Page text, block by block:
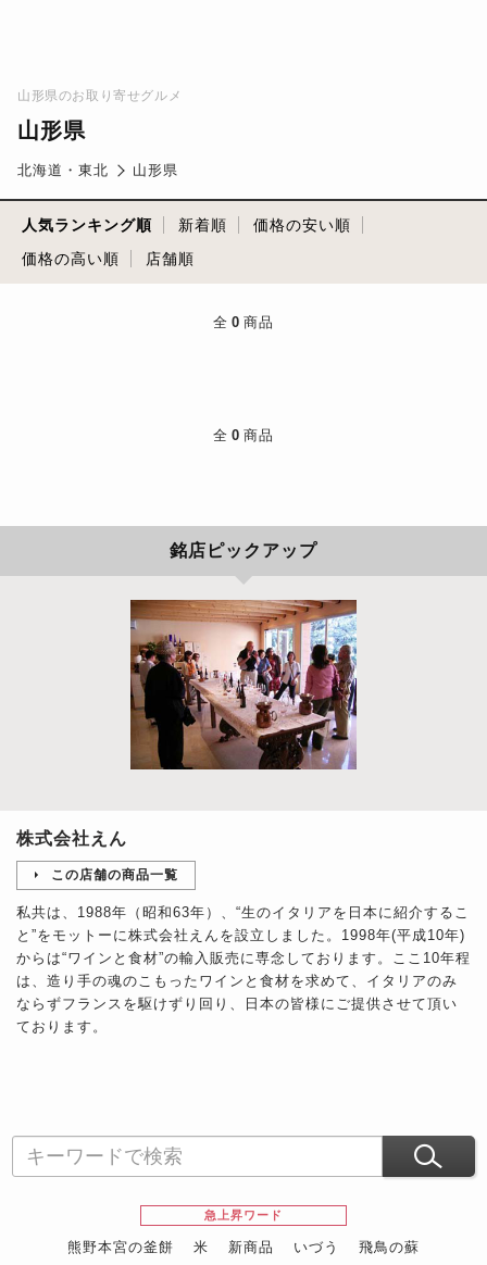
山形県のお取り寄せグルメ
山形県
北海道・東北 山形県
人気ランキング順 新着順
価格の安い順
価格の高い順
店舗順
全 0 商品
全 0 商品
銘店ピックアップ
株式会社えん
この店舗の商品一覧
私共は、1988年（昭和63年）、“生のイタリアを日本に紹介するこ
と”をモットーに株式会社えんを設立しました。1998年(平成10年)
からは“ワインと食材”の輸入販売に専念しております。ここ10年程
は、造り手の魂のこもったワインと食材を求めて、イタリアのみ
ならずフランスを駆けずり回り、日本の皆様にご提供させて頂い
ております。
急上昇ワード
熊野本宮の釜餅 米 新商品 いづう
飛鳥の蘇